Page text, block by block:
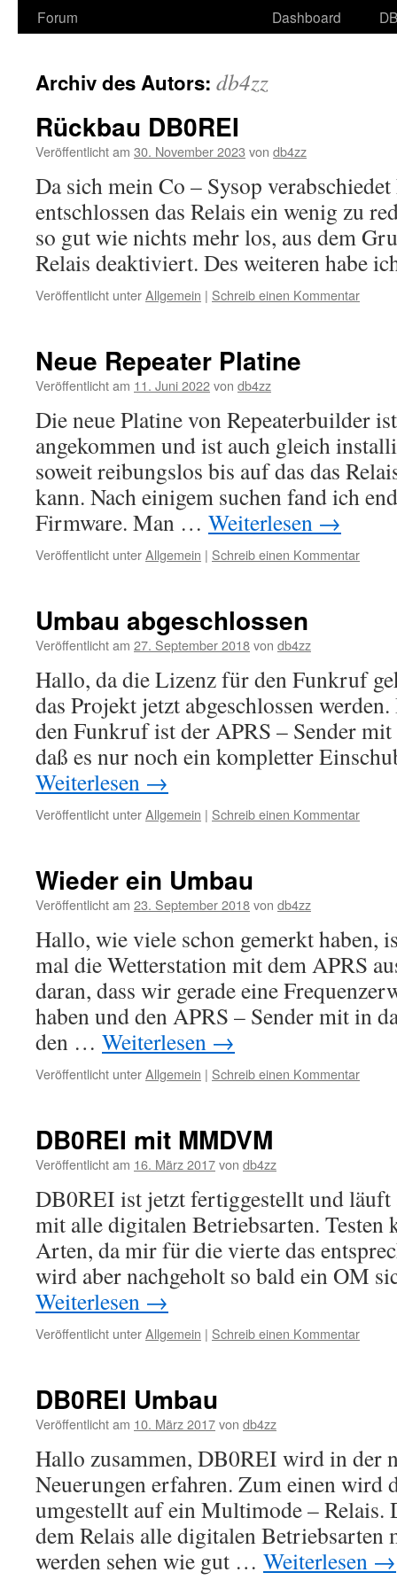
Forum
Dashboard
Archiv des Autors: db4zz
Rückbau DB0REI
Veröffentlicht am 30. November 2023 von db4zz
Da sich mein Co – Sysop
entschlossen das Relais ein wenig zu
so gut wie nichts mehr los, aus dem
Relais deaktiviert. Des weiteren habe
Veröffentlicht unterAllgemein | Schreib einen Kommentar
Neue Repeater Platine
Veröffentlicht am 11. Juni 2022von db4zz
Die neue Platine von Repeaterbuilder
angekommen und ist auch gleich
soweit reibungslos bis auf das das
kann. Nach einigem suchen fand ich
Firmware. Man … Weiterlesen →
Veröffentlicht unterAllgemein | Schreib einen Kommentar
Umbau abgeschlossen
Veröffentlicht am 27. September 2018von db4zz
Hallo, da die Lizenz für den Funkruf
das Projekt jetzt abgeschlossen
den Funkruf ist der APRS – Sender
daß es nur noch ein kompletter
Weiterlesen →
Veröffentlicht unterAllgemein | Schreib einen Kommentar
Wieder ein Umbau
Veröffentlicht am 23. September 2018von db4zz
Hallo, wie viele schon gemerkt haben,
mal die Wetterstation mit dem APRS
daran, dass wir gerade eine
haben und den APRS – Sender mit in
den … Weiterlesen →
Veröffentlicht unterAllgemein | Schreib einen Kommentar
DB0REI mit MMDVM
Veröffentlicht am 16. März 2017von db4zz
DB0REI ist jetzt fertiggestellt und
mit alle digitalen Betriebsarten. Testen
Arten, da mir für die vierte das
wird aber nachgeholt so bald ein OM
Weiterlesen →
Veröffentlicht unterAllgemein | Schreib einen Kommentar
DB0REI Umbau
Veröffentlicht am 10. März 2017von db4zz
Hallo zusammen, DB0REI wird in der
Neuerungen erfahren. Zum einen wird
umgestellt auf ein Multimode – Relais.
dem Relais alle digitalen
werden sehen wie gut … Weiterlesen →